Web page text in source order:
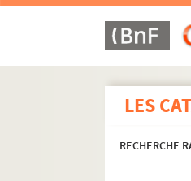
LES
RECHERCHE